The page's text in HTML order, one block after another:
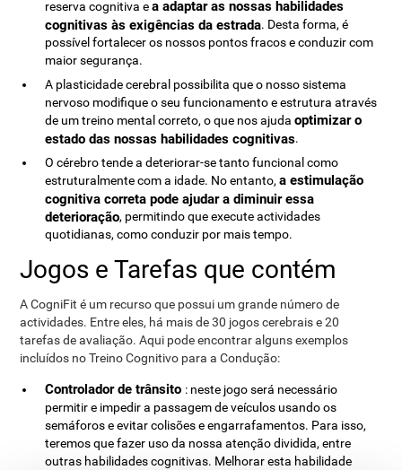
reserva cognitiva ea adaptar as nossas habilidades
cognitivas às exigências da estrada. Desta forma, é
possível fortalecer os nossos pontos fracos e conduzir com
maior segurança.
A plasticidade cerebral possibilita que o nosso sistema
nervoso modifique o seu funcionamento e estrutura através
de um treino mental correto, o que nos ajudaoptimizar o
estado das nossas habilidades cognitivas.
O cérebro tende a deteriorar-se tanto funcional como
estruturalmente com a idade. No entanto,a estimulação
cognitiva correta pode ajudar a diminuir essa
deterioração, permitindo que execute actividades
quotidianas, como conduzir por mais tempo.
Jogos e Tarefas que contém
A CogniFit é um recurso que possui um grande número de
actividades. Entre eles, há mais de 30 jogos cerebrais e 20
tarefas de avaliação. Aqui pode encontrar alguns exemplos
incluídos no Treino Cognitivo para a Condução:
Controlador de trânsito : neste jogo será necessário
permitir e impedir a passagem de veículos usando os
semáforos e evitar colisões e engarrafamentos. Para isso,
teremos que fazer uso da nossa atenção dividida, entre
outras habilidades cognitivas. Melhorar esta habilidade